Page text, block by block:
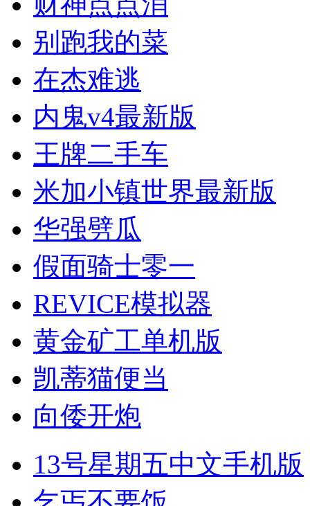
别跑我的菜
在杰难逃
内鬼v4最新版
王牌二手车
米加小镇世界最新版
华强劈瓜
假面骑士零一
REVICE模拟器
黄金矿工单机版
凯蒂猫便当
向倭开炮
13号星期五中文手机版